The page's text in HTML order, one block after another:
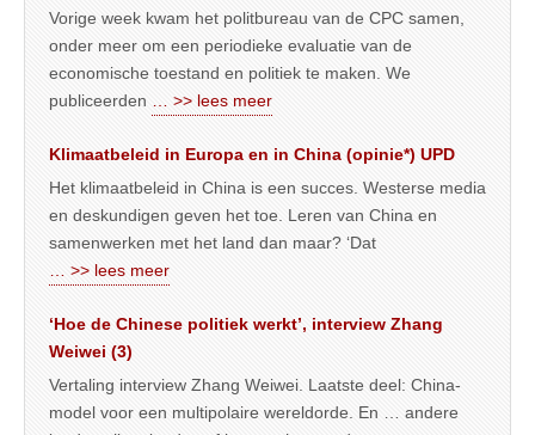
Vorige week kwam het politbureau van de CPC samen,
onder meer om een periodieke evaluatie van de
economische toestand en politiek te maken. We
publiceerden
… >> lees meer
Klimaatbeleid in Europa en in China (opinie*) UPD
Het klimaatbeleid in China is een succes. Westerse media
en deskundigen geven het toe. Leren van China en
samenwerken met het land dan maar? ‘Dat
… >> lees meer
‘Hoe de Chinese politiek werkt’, interview Zhang
Weiwei (3)
Vertaling interview Zhang Weiwei. Laatste deel: China-
model voor een multipolaire wereldorde. En … andere